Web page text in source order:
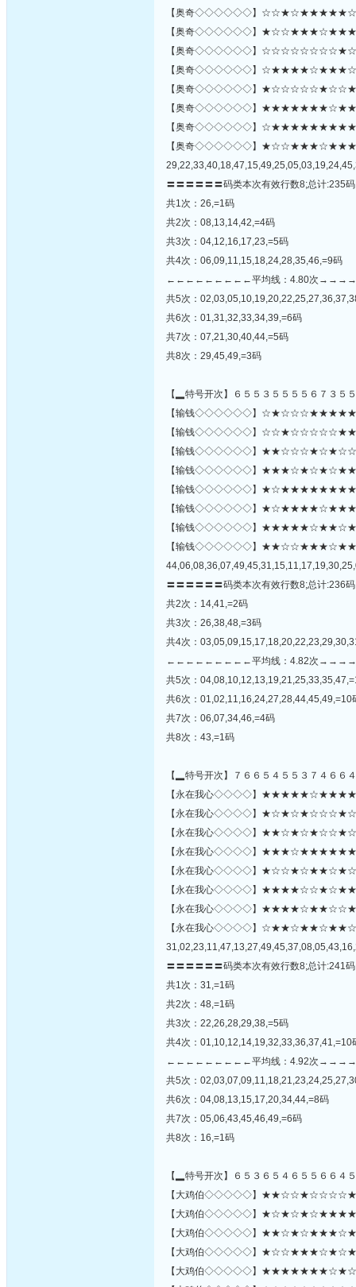
【奥奇◇◇◇◇◇◇】
【奥奇◇◇◇◇◇◇】
【奥奇◇◇◇◇◇◇】
【奥奇◇◇◇◇◇◇】
【奥奇◇◇◇◇◇◇】
【奥奇◇◇◇◇◇◇】
【奥奇◇◇◇◇◇◇】
【奥奇◇◇◇◇◇◇】
〓〓〓〓〓〓码类本次有效行数8;总计:235
共1次：26,=1码
共2次：08,13,14,42,=4码
共3次：04,12,16,17,23,=5码
共4次：06,09,11,15,18,24,28,35,46,=9码
←←←←←←←←←平均线：4.80次
共5次：
共6次：01,31,32,33,34,39,=6码
共7次：07,21,30,40,44,=5码
共8次：29,45,49,=3码
【▂特号开次】６５５３５５５５６７３５
【输钱◇◇◇◇◇◇】
【输钱◇◇◇◇◇◇】
【输钱◇◇◇◇◇◇】
【输钱◇◇◇◇◇◇】
【输钱◇◇◇◇◇◇】
【输钱◇◇◇◇◇◇】
【输钱◇◇◇◇◇◇】
【输钱◇◇◇◇◇◇】
〓〓〓〓〓〓码类本次有效行数8;总计:236
共2次：14,41,=2码
共3次：26,38,48,=3码
共4次：
←←←←←←←←←平均线：4.82次
共5次：
共6次：01,02,11,16,24,27,28,44,45,49,=10
共7次：06,07,34,46,=4码
共8次：43,=1码
【▂特号开次】７６６５４５５３７４６６
【永在我心◇◇◇◇】
【永在我心◇◇◇◇】
【永在我心◇◇◇◇】
【永在我心◇◇◇◇】
【永在我心◇◇◇◇】
【永在我心◇◇◇◇】
【永在我心◇◇◇◇】
【永在我心◇◇◇◇】
〓〓〓〓〓〓码类本次有效行数8;总计:241
共1次：31,=1码
共2次：48,=1码
共3次：22,26,28,29,38,=5码
共4次：01,10,12,14,19,32,33,36,37,41,=10
←←←←←←←←←平均线：4.92次
共5次：
共6次：04,08,13,15,17,20,34,44,=8码
共7次：05,06,43,45,46,49,=6码
共8次：16,=1码
【▂特号开次】６５３６５４６５５６６４
【大鸡伯◇◇◇◇◇】
【大鸡伯◇◇◇◇◇】
【大鸡伯◇◇◇◇◇】
【大鸡伯◇◇◇◇◇】
【大鸡伯◇◇◇◇◇】